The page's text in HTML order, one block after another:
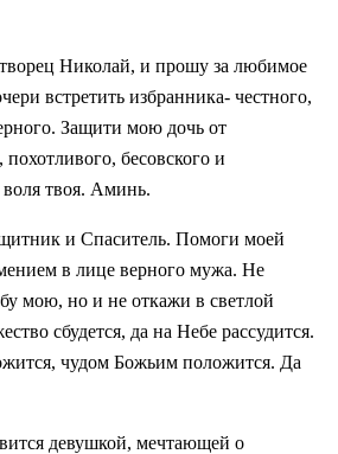
Николай, и прошу за любимое
встретить избранника- честного,
Защити мою дочь от
бесовского и
твоя. Аминь.
и Спаситель. Помоги моей
в лице верного мужа. Не
мою, но и не откажи в светлой
сбудется, да на Небе рассудится.
чудом Божьим положится. Да
девушкой, мечтающей о